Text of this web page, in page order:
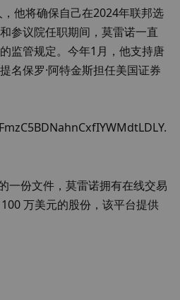
他将确保自己在2024年联邦选
参议院任职期间，莫雷诺一直
监管规定。今年1月，他支持唐
名保罗·阿特金斯担任美国证券
一份文件，莫雷诺拥有在线交易
万美元的股份，该平台提供